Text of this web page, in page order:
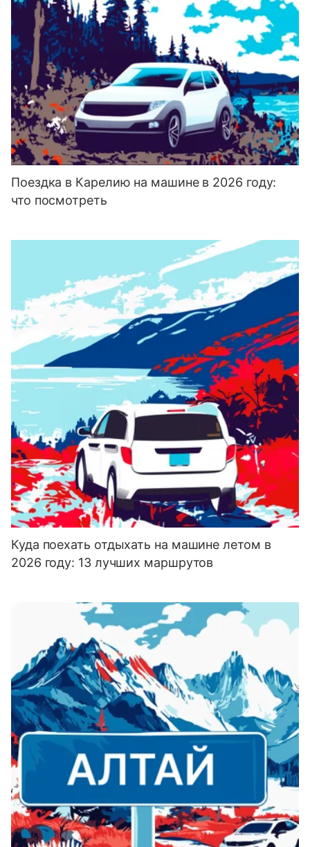
Поездка в Карелию на машине в 2026 году:
что посмотреть
Куда поехать отдыхать на машине летом в
2026 году: 13 лучших маршрутов